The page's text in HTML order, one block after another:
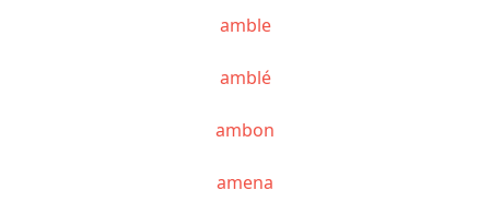
amble
amblé
ambon
amena